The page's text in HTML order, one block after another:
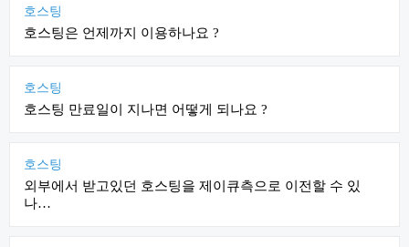
호스팅
호스팅은 언제까지 이용하나요 ?
호스팅
호스팅 만료일이 지나면 어떻게 되나요 ?
호스팅
외부에서 받고있던 호스팅을 제이큐측으로 이전할 수 있
나…